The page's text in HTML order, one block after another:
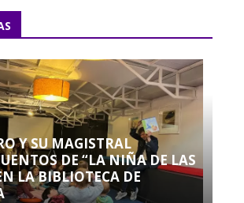
Y SU MAGISTRAL
DE “LA NIÑA DE LAS
LA BIBLIOTECA DE